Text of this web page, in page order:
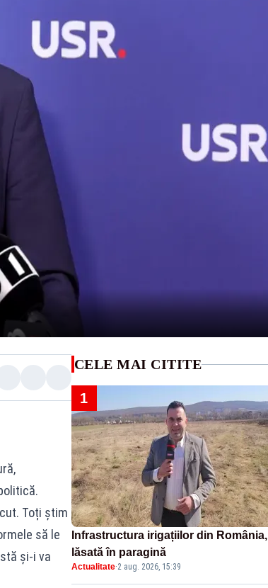
Toți știm
să le
și-i va
CELE MAI CITITE
1
Infrastructura irigațiilor din România,
lăsată în paragină
Actualitate·2 aug. 2026, 15:39